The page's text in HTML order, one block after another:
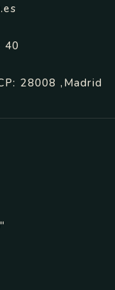
40
28008 ,Madrid